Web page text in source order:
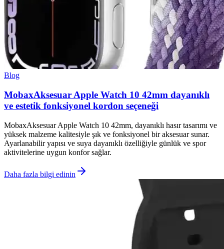
Blog
MobaxAksesuar Apple Watch 10 42mm dayanıklı
ve estetik fonksiyonel kordon seçeneği
MobaxAksesuar Apple Watch 10 42mm, dayanıklı hasır tasarımı ve
yüksek malzeme kalitesiyle şık ve fonksiyonel bir aksesuar sunar.
Ayarlanabilir yapısı ve suya dayanıklı özelliğiyle günlük ve spor
aktivitelerine uygun konfor sağlar.
Daha fazla bilgi edinin